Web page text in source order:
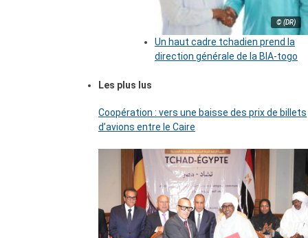
© (DR)
Un haut cadre tchadien prend la
direction générale de la BIA-togo
Les plus lus
Coopération : vers une baisse des prix de billets
d’avions entre le Caire